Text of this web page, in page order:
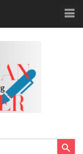
Search Button